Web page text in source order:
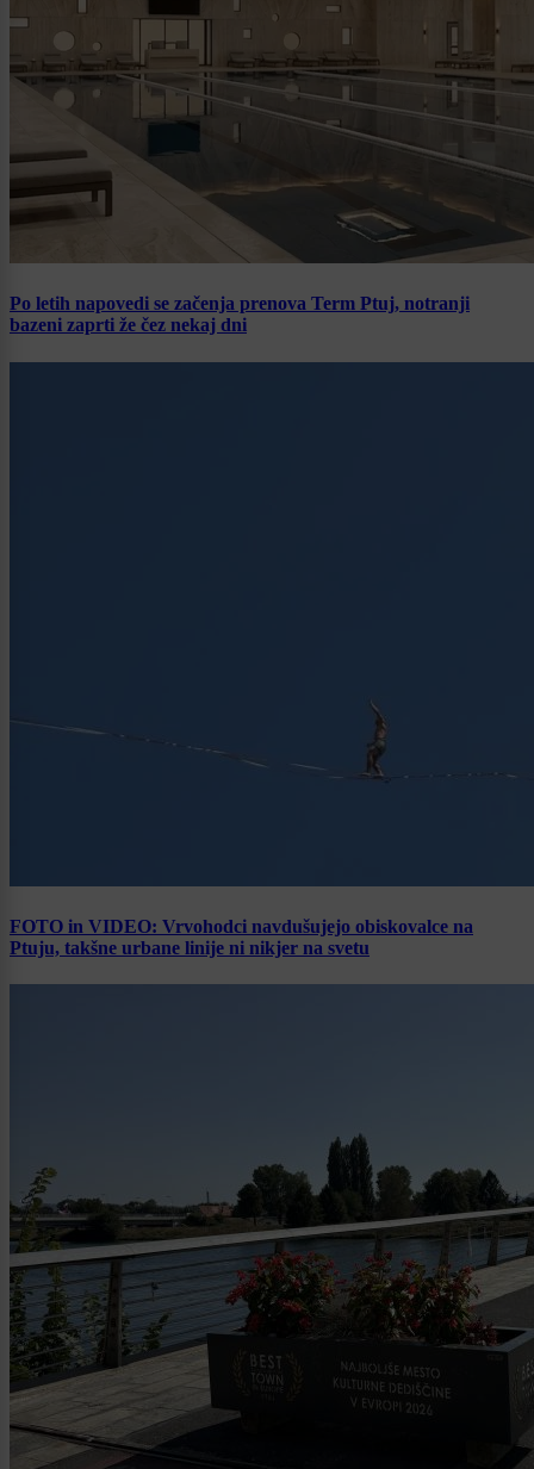
Po letih napovedi se začenja prenova Term Ptuj, notranji
bazeni zaprti že čez nekaj dni
FOTO in VIDEO: Vrvohodci navdušujejo obiskovalce na
Ptuju, takšne urbane linije ni nikjer na svetu